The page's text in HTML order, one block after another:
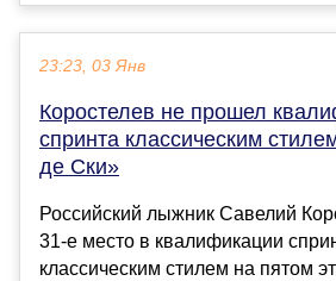
23:23, 03 Янв
Коростелев не прошел
спринта классическим
де Ски»
Российский лыжник Савелий
31‑е место в квалификации
классическим стилем на пятом